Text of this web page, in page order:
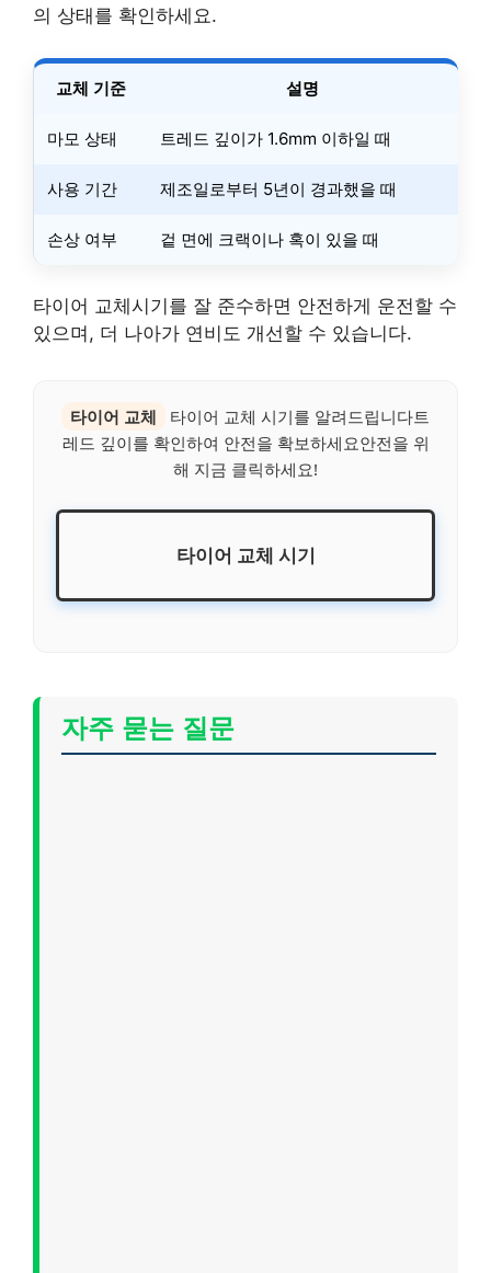
의 상태를 확인하세요.
교체 기준 설명
마모 상태 트레드 깊이가 1.6mm 이하일 때
사용 기간 제조일로부터 5년이 경과했을 때
손상 여부 겉 면에 크랙이나 혹이 있을 때
타이어 교체시기를 잘 준수하면 안전하게 운전할 수
있으며, 더 나아가 연비도 개선할 수 있습니다.
타이어 교체
타이어 교체 시기를 알려드립니다트
레드 깊이를 확인하여 안전을 확보하세요안전을 위
해 지금 클릭하세요!
타이어 교체 시기
자주 묻는 질문